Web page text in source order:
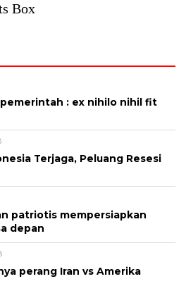
Box
: ex nihilo nihil fit
Terjaga, Peluang Resesi
patriotis mempersiapkan
depan
perang Iran vs Amerika